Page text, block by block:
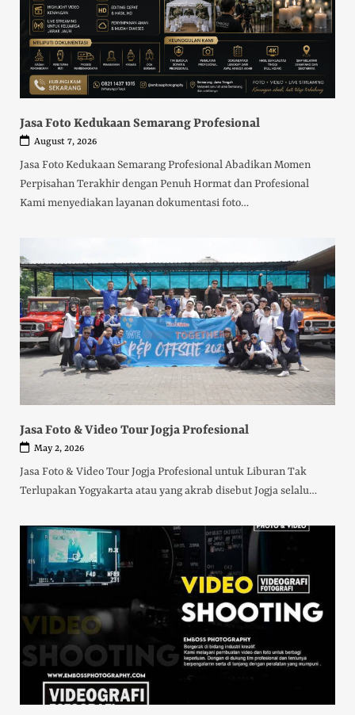
Jasa Foto Kedukaan Semarang Profesional
August 7, 2026
Jasa Foto Kedukaan Semarang Profesional Abadikan Momen
Perpisahan Terakhir dengan Penuh Hormat dan Profesional
Kami menyediakan layanan dokumentasi foto…
Jasa Foto & Video Tour Jogja Profesional
May 2, 2026
Jasa Foto & Video Tour Jogja Profesional untuk Liburan Tak
Terlupakan Yogyakarta atau yang akrab disebut Jogja selalu…